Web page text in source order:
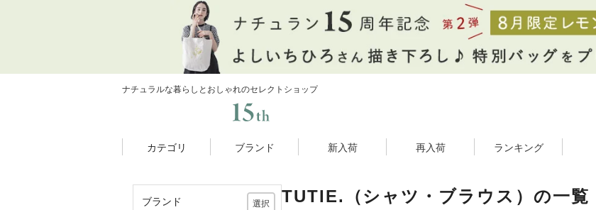
ナチュラルな暮らしとおしゃれのセレクトショップ
カテゴリ ブランド 新入荷 再入荷 ランキング
ブランド 選択 TUTIE.（シャツ・ブラウス）の一覧